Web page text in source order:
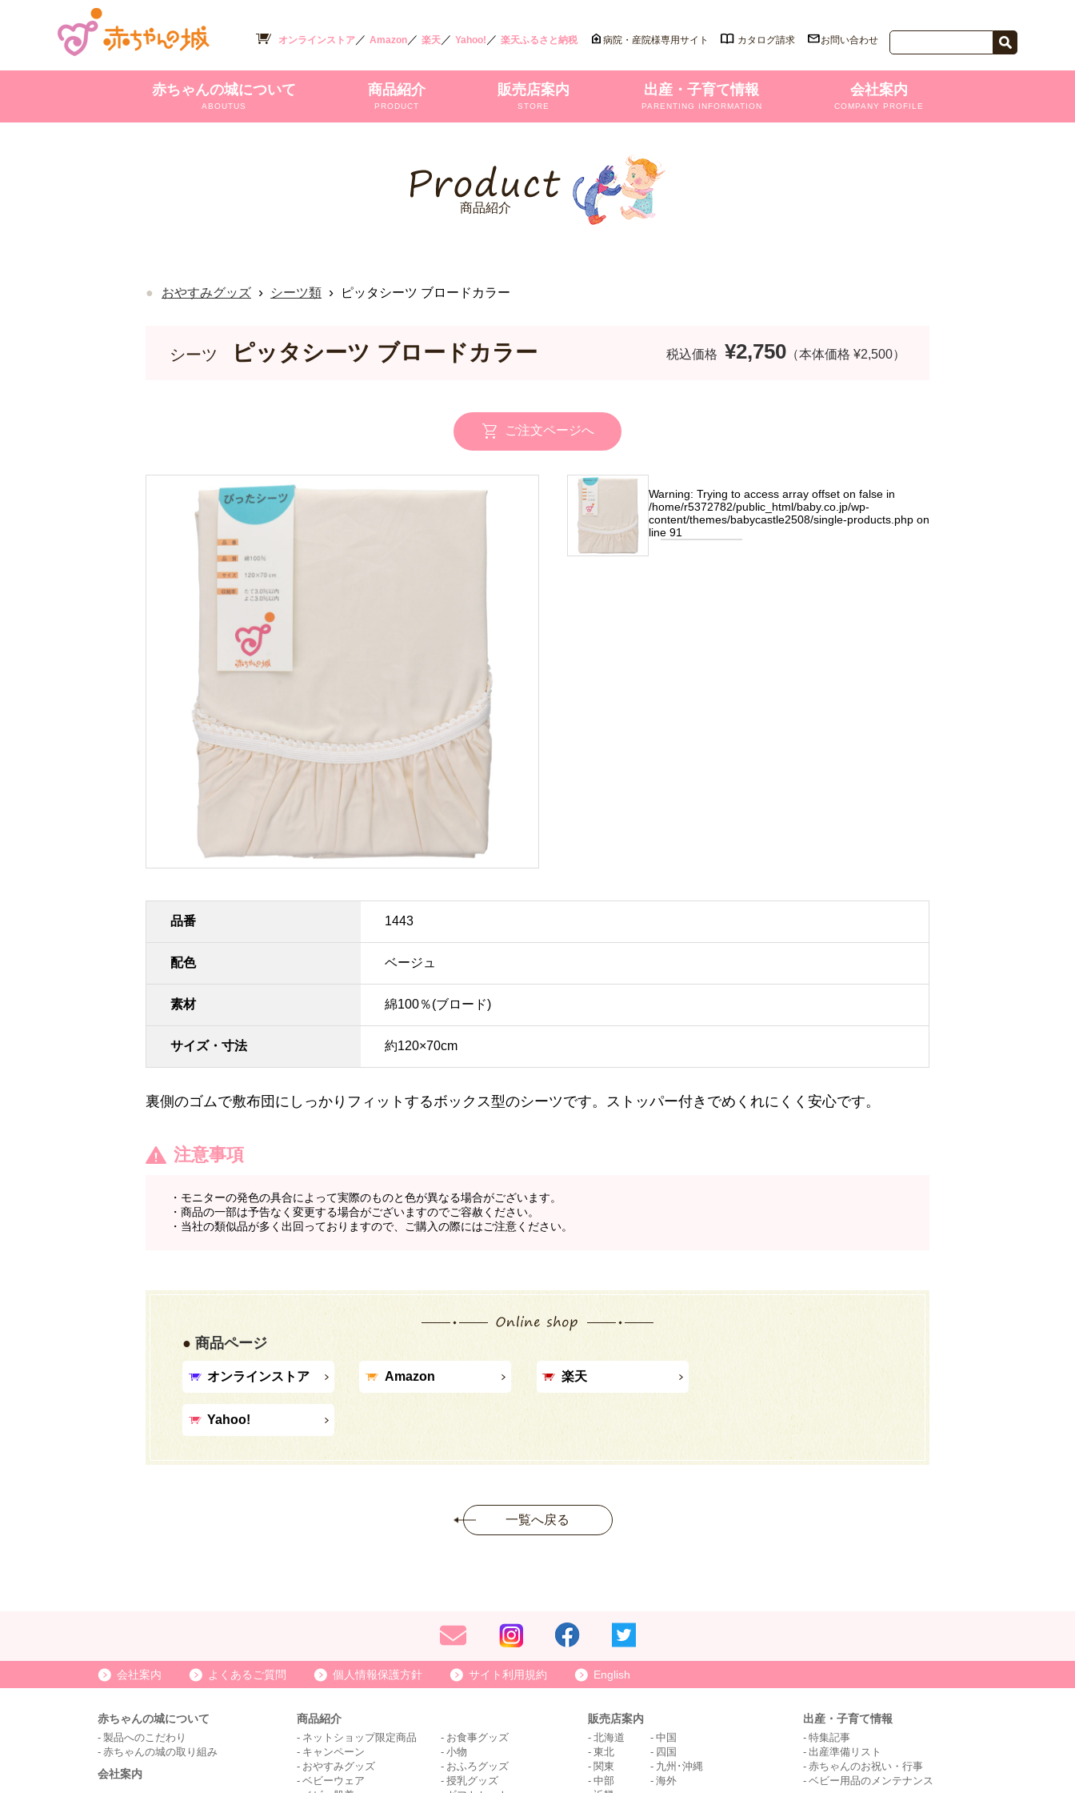
オンラインストア／ Amazon／ 楽天／ Yahoo! ／ 楽天ふるさと納税 病院・産院様専用サイト カタログ請求 お問い合わせ
赤ちゃんの城について
ABOUTUS
商品紹介
PRODUCT
販売店案内
STORE
出産・子育て情報
PARENTING INFORMATION
会社案内
COMPANY PROFILE
商品紹介
おやすみグッズ › シーツ類 › ピッタシーツ ブロードカラー
シーツ ピッタシーツ ブロードカラー 税込価格 ¥2,750 （本体価格 ¥2,500）
ご注文ページへ
Warning: Trying to access array offset on false in
/home/r5372782/public_html/baby.co.jp/wp-
content/themes/babycastle2508/single-products.php on
line 91
品番 1443
配色 ベージュ
素材 綿100％(ブロード)
サイズ・寸法 約120×70cm
裏側のゴムで敷布団にしっかりフィットするボックス型のシーツです。ストッパー付きでめくれにくく安心です。
注意事項
・モニターの発色の具合によって実際のものと色が異なる場合がございます。
・商品の一部は予告なく変更する場合がございますのでご容赦ください。
・当社の類似品が多く出回っておりますので、ご購入の際にはご注意ください。
商品ページ
オンラインストア Amazon 楽天
Yahoo!
一覧へ戻る
会社案内 よくあるご質問 個人情報保護方針 サイト利用規約 English
赤ちゃんの城について
製品へのこだわり
赤ちゃんの城の取り組み
会社案内
商品紹介
ネットショップ限定商品
キャンペーン
おやすみグッズ
ベビーウェア
お食事グッズ
小物
おふろグッズ
授乳グッズ
販売店案内
北海道
東北
関東
中部
中国
四国
九州･沖縄
海外
出産・子育て情報
特集記事
出産準備リスト
赤ちゃんのお祝い・行事
ベビー用品のメンテナンス